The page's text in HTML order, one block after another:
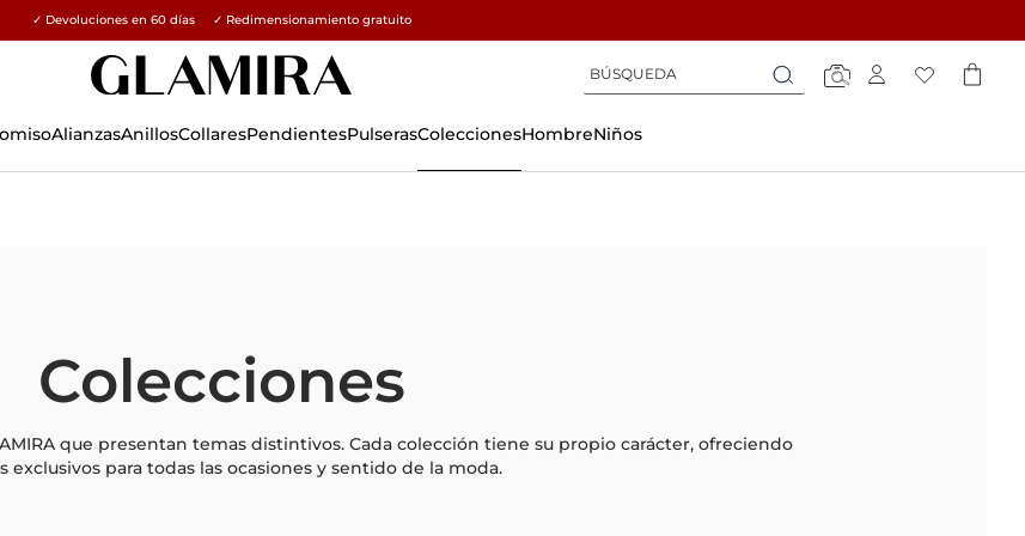
15% en todos los pedidos →
✓ Devoluciones en 60 días ✓ Redimensionamiento gratuito
Búsqueda
Búsqueda
Búsqueda
AlianzasAnillosCollaresPendientesPulserasColeccionesHombreNiños
Colecciones
que presentan temas distintivos. Cada colección tiene su propio carácter, ofreciendo
exclusivos para todas las ocasiones y sentido de la moda.